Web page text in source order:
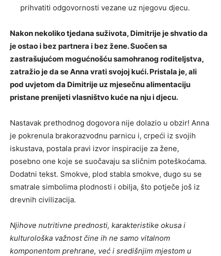
prihvatiti odgovornosti vezane uz njegovu djecu.
Nakon nekoliko tjedana suživota, Dimitrije je shvatio da
je ostao i bez partnera i bez žene. Suočen sa
zastrašujućom mogućnošću samohranog roditeljstva,
zatražio je da se Anna vrati svojoj kući. Pristala je, ali
pod uvjetom da Dimitrije uz mjesečnu alimentaciju
pristane prenijeti vlasništvo kuće na nju i djecu.
Nastavak prethodnog dogovora nije dolazio u obzir! Anna
je pokrenula brakorazvodnu parnicu i, crpeći iz svojih
iskustava, postala pravi izvor inspiracije za žene,
posebno one koje se suočavaju sa sličnim poteškoćama.
Dodatni tekst. Smokve, plod stabla smokve, dugo su se
smatrale simbolima plodnosti i obilja, što potječe još iz
drevnih civilizacija.
Njihove nutritivne prednosti, karakteristike okusa i
kulturološka važnost čine ih ne samo vitalnom
komponentom prehrane, već i središnjim mjestom u